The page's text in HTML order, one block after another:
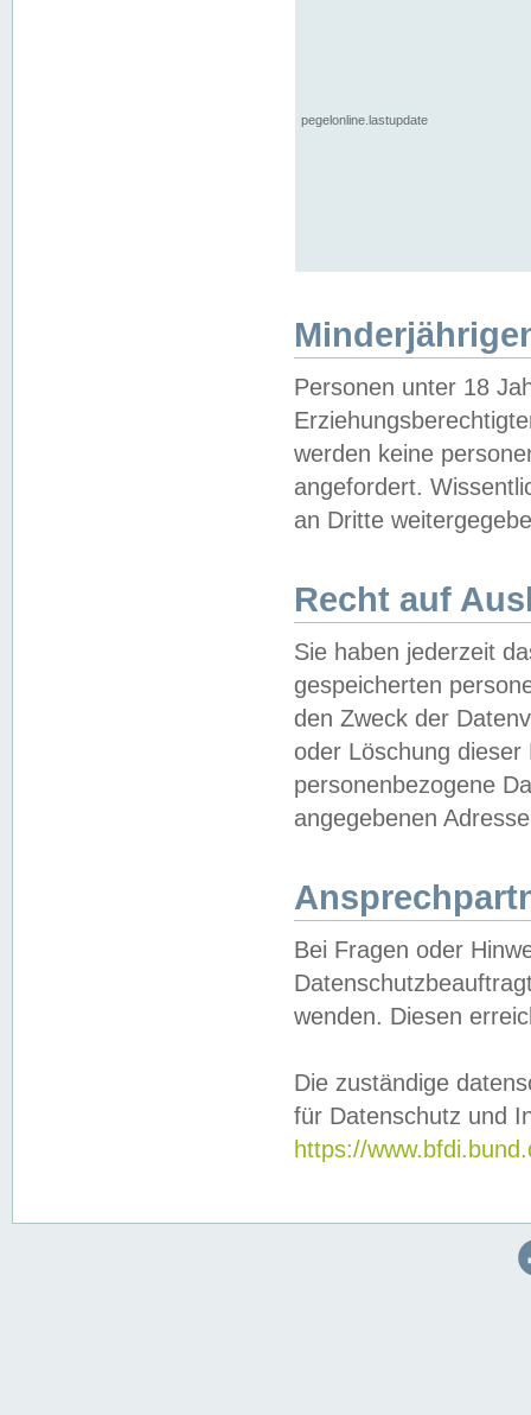
pegelonline.lastupdate
Personen unter 18
werden keine
angefordert.
an Dritte
Recht auf
Sie haben jederzeit
gespeicherten
den Zweck der
oder Löschung
personenbezogene
angegebenen
Bei Fragen oder
wenden. Diesen
Die zuständige
für Datenschutz und
https://